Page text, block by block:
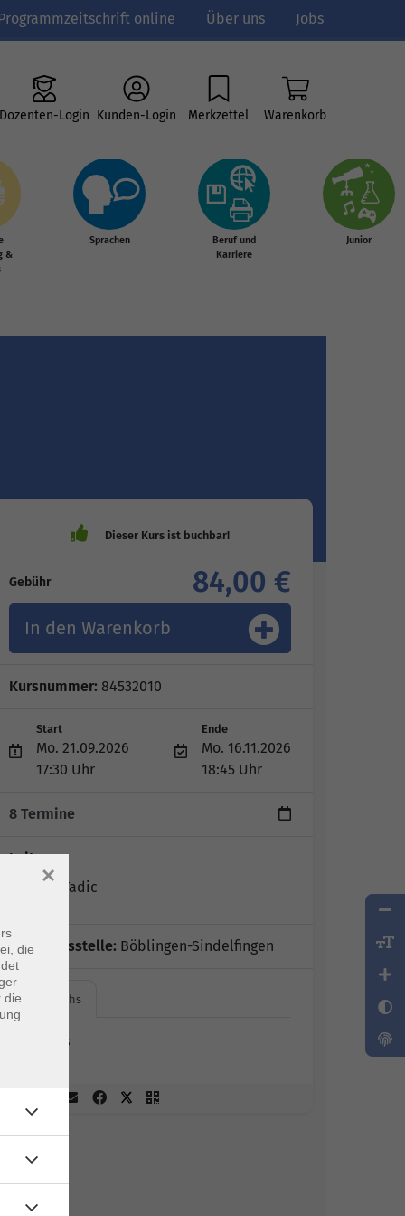
online Über uns Jobs
Dozenten-Login Kunden-Login Merkzettel Warenkorb
&
Sprachen
Beruf und
Karriere
Junior
Gebühr 84,00 €
In den Warenkorb
Kursnummer: 84532010
Start
Mo. 21.09.2026
17:30 Uhr
Ende
Mo. 16.11.2026
18:45 Uhr
8 Termine
Leitung:
Valerija Tadic
Geschäftsstelle: Böblingen-Sindelfingen
Online vhs
Online vhs
die
die
×